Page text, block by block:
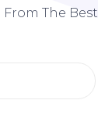
The Best